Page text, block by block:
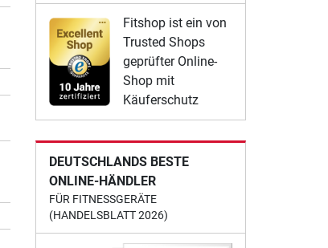
Fitshop ist ein von
Trusted Shops
geprüfter Online-
Shop mit
Käuferschutz
DEUTSCHLANDS BESTE
ONLINE-HÄNDLER
FÜR FITNESSGERÄTE
(HANDELSBLATT 2026)